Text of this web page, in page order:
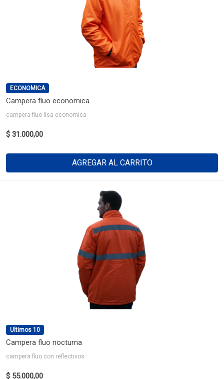
ECONOMICA
Campera fluo economica
campera fluo lisa economica
$ 31.000,00
AGREGAR AL CARRITO
Ultimos 10
Campera fluo nocturna
campera fluo con reflectivos
$ 55.000,00